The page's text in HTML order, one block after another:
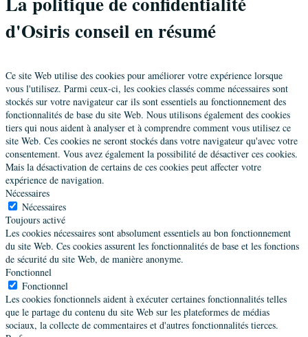
d'Osiris conseil en résumé
Ce site Web utilise des cookies pour améliorer votre expérience lorsque
vous l'utilisez. Parmi ceux-ci, les cookies classés comme nécessaires sont
stockés sur votre navigateur car ils sont essentiels au fonctionnement des
fonctionnalités de base du site Web. Nous utilisons également des cookies
tiers qui nous aident à analyser et à comprendre comment vous utilisez ce
site Web. Ces cookies ne seront stockés dans votre navigateur qu'avec votre
consentement. Vous avez également la possibilité de désactiver ces cookies.
Mais la désactivation de certains de ces cookies peut affecter votre
expérience de navigation.
Nécessaires
Nécessaires
Toujours activé
Les cookies nécessaires sont absolument essentiels au bon fonctionnement
du site Web. Ces cookies assurent les fonctionnalités de base et les fonctions
de sécurité du site Web, de manière anonyme.
Fonctionnel
Fonctionnel
Les cookies fonctionnels aident à exécuter certaines fonctionnalités telles
que le partage du contenu du site Web sur les plateformes de médias
sociaux, la collecte de commentaires et d'autres fonctionnalités tierces.